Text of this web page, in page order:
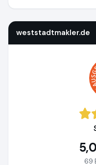
weststadtmakler.de
69